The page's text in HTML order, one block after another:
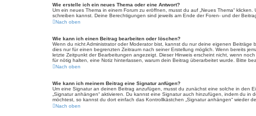
Wie erstelle ich ein neues Thema oder eine Antwort?
Um ein neues Thema in einem Forum zu eröffnen, musst du auf „Neues Thema“
schreiben kannst. Deine Berechtigungen sind jeweils am Ende der Foren- und der
Nach oben
Wie kann ich einen Beitrag bearbeiten oder löschen?
Wenn du nicht Administrator oder Moderator bist, kannst du nur deine eigenen
dies nur für einen begrenzten Zeitraum nach seiner Erstellung möglich. Wenn bereits
letzte Zeitpunkt der Bearbeitungen angezeigt. Dieser Hinweis erscheint nicht, wenn
für nötig halten, eine Notiz hinterlassen, warum dein Beitrag überarbeitet wurde. Bitte
Nach oben
Wie kann ich meinem Beitrag eine Signatur anfügen?
Um eine Signatur an deinen Beitrag anzufügen, musst du zunächst eine solche in den
„Signatur anhängen“ aktivieren. Du kannst eine Signatur auch hinzufügen, indem du
möchtest, so kannst du dort einfach das Kontrollkästchen „Signatur anhängen“ wieder
Nach oben